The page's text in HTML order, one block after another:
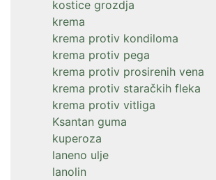
kostice grozdja
krema
krema protiv kondiloma
krema protiv pega
krema protiv prosirenih vena
krema protiv staračkih fleka
krema protiv vitliga
Ksantan guma
kuperoza
laneno ulje
lanolin